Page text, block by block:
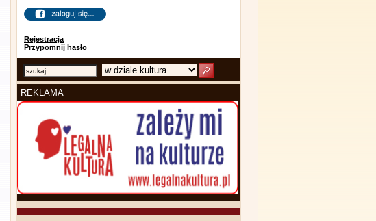
Rejestracja
Przypomnij hasło
REKLAMA